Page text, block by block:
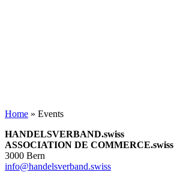
Home » Events
HANDELSVERBAND.swiss
ASSOCIATION DE COMMERCE.swiss
3000 Bern
info@handelsverband.swiss